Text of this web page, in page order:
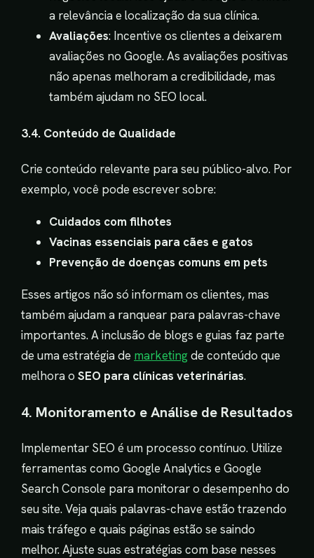
a relevância e localização da sua clínica.
Avaliações: Incentive os clientes a deixarem
avaliações no Google. As avaliações positivas
não apenas melhoram a credibilidade, mas
também ajudam no SEO local.
3.4. Conteúdo de Qualidade
Crie conteúdo relevante para seu público-alvo. Por
exemplo, você pode escrever sobre:
Cuidados com filhotes
Vacinas essenciais para cães e gatos
Prevenção de doenças comuns em pets
Esses artigos não só informam os clientes, mas
também ajudam a ranquear para palavras-chave
importantes. A inclusão de blogs e guias faz parte
de uma estratégia de marketingde conteúdo que
melhora o SEO para clínicas veterinárias.
4. Monitoramento e Análise de Resultados
Implementar SEO é um processo contínuo. Utilize
ferramentas como Google Analytics e Google
Search Console para monitorar o desempenho do
seu site. Veja quais palavras-chave estão trazendo
mais tráfego e quais páginas estão se saindo
melhor. Ajuste suas estratégias com base nesses